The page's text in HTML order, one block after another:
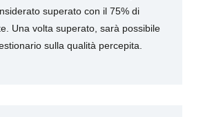
superato con il 75% di
Una volta superato, sarà possibile
sulla qualità percepita.